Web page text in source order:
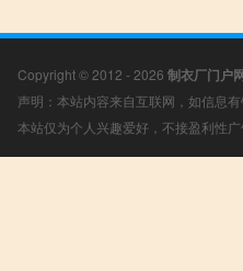
Copyright © 2012 - 2026 制衣厂门户
声明：本站内容来自互联网，如信息
本站仅为个人兴趣爱好，不接盈利性